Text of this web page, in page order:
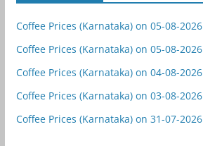
Coffee Prices (Karnataka) on 05-08-2026
Coffee Prices (Karnataka) on 05-08-2026
Coffee Prices (Karnataka) on 04-08-2026
Coffee Prices (Karnataka) on 03-08-2026
Coffee Prices (Karnataka) on 31-07-2026